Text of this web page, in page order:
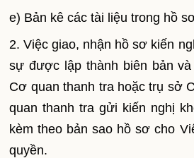
e) Bản kê các tài liệu trong hồ
2. Việc giao, nhận hồ sơ kiến
sự được lập thành biên bản
Cơ quan thanh tra hoặc trụ sở
quan thanh tra gửi kiến nghị
kèm theo bản sao hồ sơ cho
quyền.